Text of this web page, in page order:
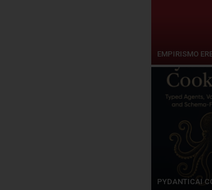
EMPIRISMO
PYDANTICAI